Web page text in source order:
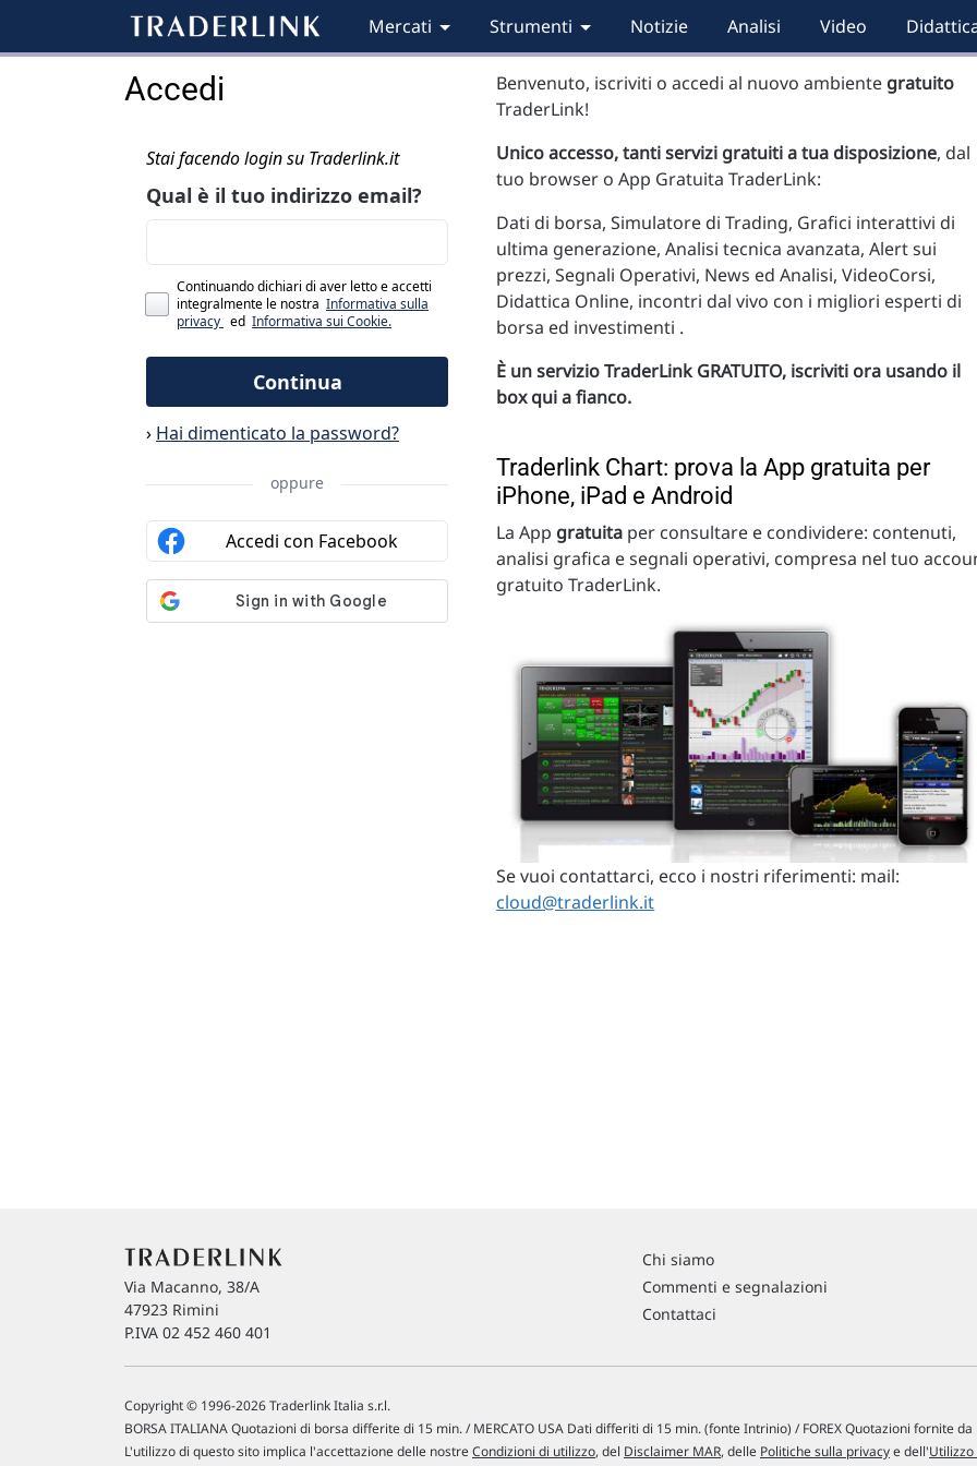
Mercati Strumenti Notizie Analisi Video
Accedi Benvenuto, iscriviti o accedi al nuovo ambiente gratuito
TraderLink!
Unico accesso, tanti servizi gratuiti a tua disposizione, dal
tuo browser o App Gratuita TraderLink:
Dati di borsa, Simulatore di Trading, Grafici interattivi di
ultima generazione, Analisi tecnica avanzata, Alert sui
prezzi, Segnali Operativi, News ed Analisi, VideoCorsi,
Didattica Online, incontri dal vivo con i migliori esperti di
borsa ed investimenti .
È un servizio TraderLink GRATUITO, iscriviti ora usando il
box qui a fianco.
Traderlink Chart: prova la App gratuita per
iPhone, iPad e Android
La App gratuita per consultare e condividere: contenuti,
analisi grafica e segnali operativi, compresa nel tuo
gratuito TraderLink.
Se vuoi contattarci, ecco i nostri riferimenti: mail:
cloud@traderlink.it
Via Macanno, 38/A
47923 Rimini
P.IVA 02 452 460 401
Chi siamo
Commenti e segnalazioni
Contattaci
Copyright © 1996-2026 Traderlink Italia s.r.l.
BORSA ITALIANA Quotazioni di borsa differite di 15 min. / MERCATO USA Dati differiti di 15 min. (fonte Intrinio) / FOREX Quotazioni fornite da
L'utilizzo di questo sito implica l'accettazione delle nostreCondizioni di utilizzo, del Disclaimer MAR, delle Politiche sulla privacye dell'